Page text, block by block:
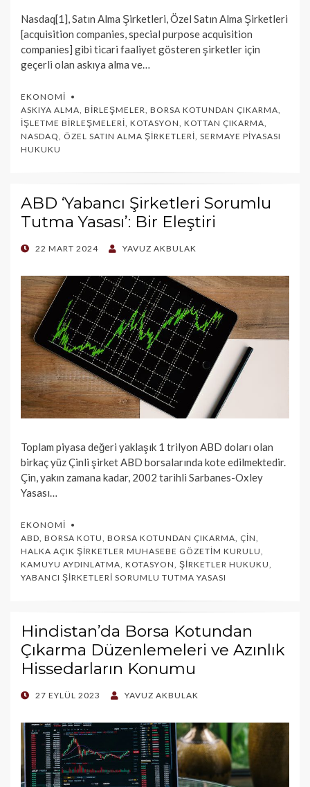
Nasdaq[1], Satın Alma Şirketleri, Özel Satın Alma Şirketleri
[acquisition companies, special purpose acquisition
companies] gibi ticari faaliyet gösteren şirketler için
geçerli olan askıya alma ve…
EKONOMI
ASKIYA ALMA, BIRLEŞMELER, BORSA KOTUNDAN ÇIKARMA,
İŞLETME BIRLEŞMELERI, KOTASYON, KOTTAN ÇIKARMA,
NASDAQ, ÖZEL SATIN ALMA ŞIRKETLERI, SERMAYE PIYASASI
HUKUKU
ABD ‘Yabancı Şirketleri Sorumlu
Tutma Yasası’: Bir Eleştiri
POSTED
22 MART 2024 YAVUZ AKBULAK
Toplam piyasa değeri yaklaşık 1 trilyon ABD doları olan
birkaç yüz Çinli şirket ABD borsalarında kote edilmektedir.
Çin, yakın zamana kadar, 2002 tarihli Sarbanes-Oxley
Yasası…
EKONOMI
ABD BORSA KOTU BORSA KOTUNDAN ÇIKARMA ÇIN
HALKA AÇIK ŞIRKETLER MUHASEBE GÖZETIM KURULU
KAMUYU AYDINLATMA KOTASYON ŞIRKETLER HUKUKU
YABANCI ŞIRKETLERI SORUMLU TUTMA YASASI
Hindistan’da Borsa Kotundan
Çıkarma Düzenlemeleri ve Azınlık
Hissedarların Konumu
POSTED
27 EYLÜL 2023 YAVUZ AKBULAK